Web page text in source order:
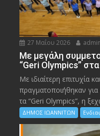
27 Μαΐου 2026
Με μεγάλη
“Geri Olympics”
Με ιδιαίτερη επιτυχία
πραγματοποιήθηκαν
τα “Geri Olympics”, η
ΔΗΜΟΣ ΙΩΑΝΝΙΤΩΝ